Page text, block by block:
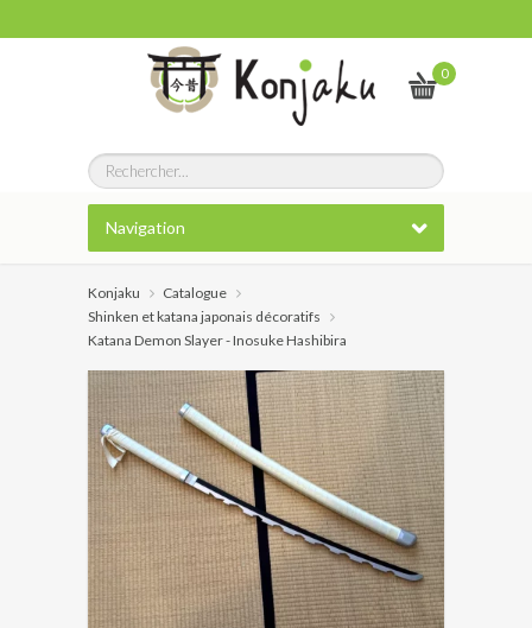
0
Navigation
Konjaku
Catalogue
Shinken et katana japonais décoratifs
Katana Demon Slayer - Inosuke Hashibira